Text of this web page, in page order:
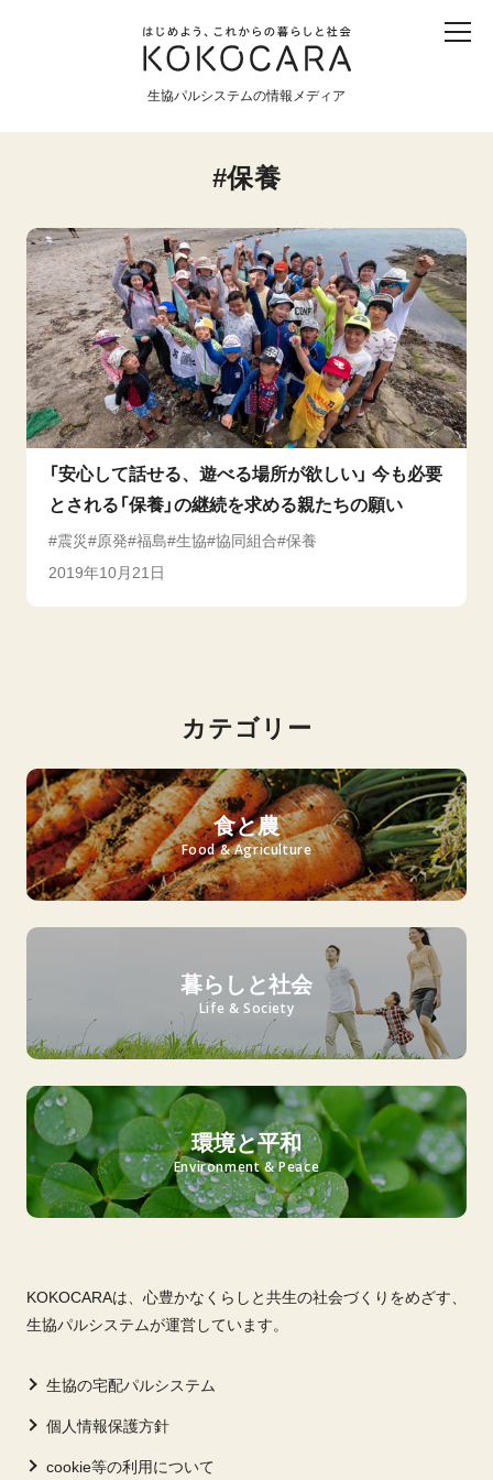
生協パルシステムの情報メディア
産直 食育 食べる 震災
暮らしと社会
環境と平和
生協の宅配パルシステム
保養
「安心して話せる、遊べる場所が欲しい」 今も必要
とされる「保養」の継続を求める親たちの願い
震災 原発 福島 生協 協同組合 保養
2019年10月21日
カテゴリー
食と農
Food & Agriculture
暮らしと社会
Life & Society
環境と平和
Environment & Peace
KOKOCARAは、心豊かなくらしと共生の社会づくりをめざす、
生協パルシステムが運営しています。
生協の宅配パルシステム
個人情報保護方針
cookie等の利用について